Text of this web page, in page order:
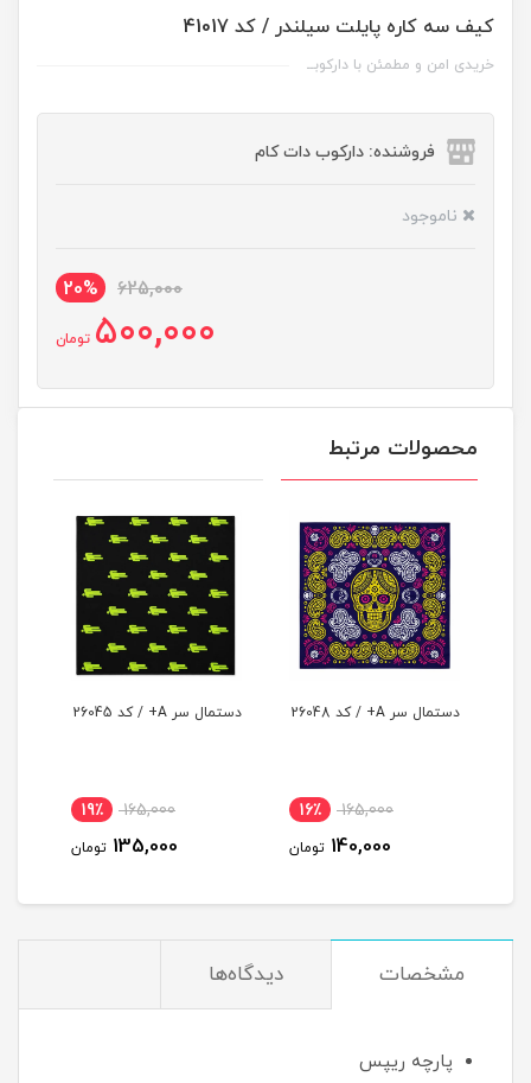
کیف سه کاره پایلت سیلندر / کد 41017
خریدی امن و مطمئن با دارکوبــ
فروشنده: دارکوب دات کام
ناموجود
625,000
20%
500,000 تومان
محصولات مرتبط
دستمال سر A+ / کد 26045
165,000
135,000
دستمال سر / کد 26043
155,000
125,000
مشخصات دیدگاه‌ها
پارچه ریپس